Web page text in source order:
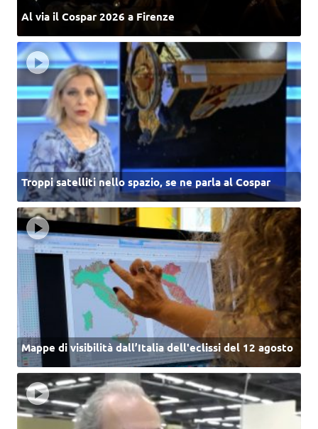
Al via il Cospar 2026 a Firenze
Troppi satelliti nello spazio, se ne parla al Cospar
Mappe di visibilità dall’Italia dell'eclissi del 12 agosto